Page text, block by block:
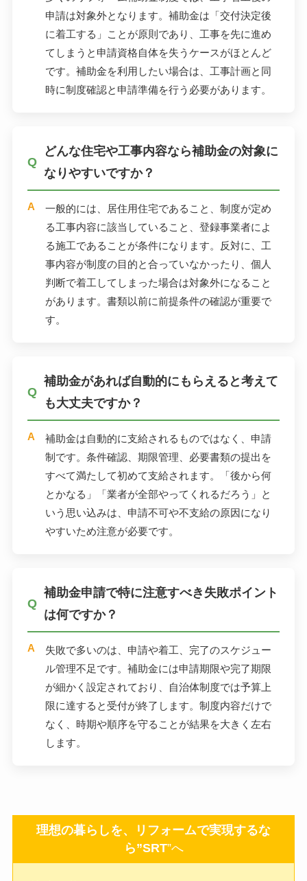
申請は対象外となります。補助金は「交付決定後
に着工する」ことが原則であり、工事を先に進め
てしまうと申請資格自体を失うケースがほとんど
です。補助金を利用したい場合は、工事計画と同
時に制度確認と申請準備を行う必要があります。
どんな住宅や工事内容なら補助金の対象に
なりやすいですか？
一般的には、居住用住宅であること、制度が定め
る工事内容に該当していること、登録事業者によ
る施工であることが条件になります。反対に、工
事内容が制度の目的と合っていなかったり、個人
判断で着工してしまった場合は対象外になること
があります。書類以前に前提条件の確認が重要で
す。
補助金があれば自動的にもらえると考えて
も大丈夫ですか？
補助金は自動的に支給されるものではなく、申請
制です。条件確認、期限管理、必要書類の提出を
すべて満たして初めて支給されます。「後から何
とかなる」「業者が全部やってくれるだろう」と
いう思い込みは、申請不可や不支給の原因になり
やすいため注意が必要です。
補助金申請で特に注意すべき失敗ポイント
は何ですか？
失敗で多いのは、申請や着工、完了のスケジュー
ル管理不足です。補助金には申請期限や完了期限
が細かく設定されており、自治体制度では予算上
限に達すると受付が終了します。制度内容だけで
なく、時期や順序を守ることが結果を大きく左右
します。
理想の暮らしを、リフォームで実現するな
ら”SRT”へ